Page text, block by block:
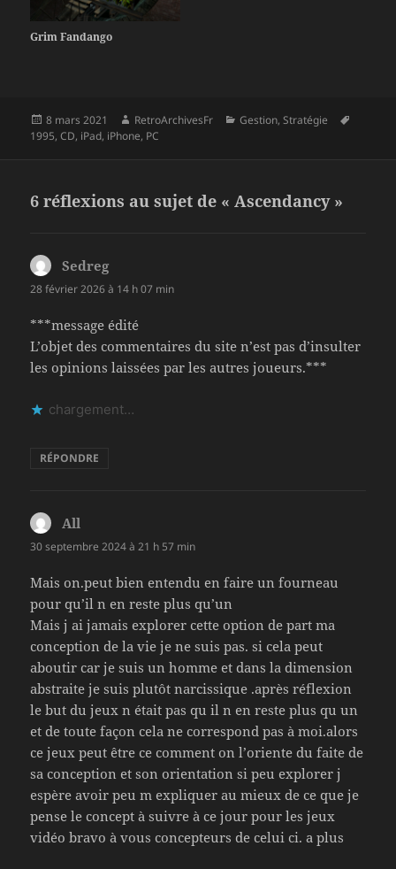
Grim Fandango
Publié
le
8 mars 2021 Auteur
RetroArchivesFr Catégories
Gestion,Stratégie
1995,CD, iPad, iPhone, PC
6 réflexions au sujet de « Ascendancy »
Sedreg
28 février 2026 à 14 h 07 min
***message édité
L’objet des commentaires du site n’est pas d’insulter
les opinions laissées par les autres joueurs.***
chargement…
RÉPONDRE
All
30 septembre 2024 à 21 h 57 min
Mais on.peut bien entendu en faire un fourneau
pour qu’il n en reste plus qu’un
Mais j ai jamais explorer cette option de part ma
conception de la vie je ne suis pas. si cela peut
aboutir car je suis un homme et dans la dimension
abstraite je suis plutôt narcissique .après réflexion
le but du jeux n était pas qu il n en reste plus qu un
et de toute façon cela ne correspond pas à moi.alors
ce jeux peut être ce comment on l’oriente du faite de
sa conception et son orientation si peu explorer j
espère avoir peu m expliquer au mieux de ce que je
pense le concept à suivre à ce jour pour les jeux
vidéo bravo à vous concepteurs de celui ci. a plus